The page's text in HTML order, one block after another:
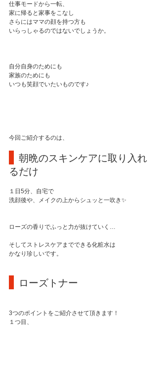
仕事モードから一転、
家に帰ると家事をこなし
さらにはママの顔を持つ方も
いらっしゃるのではないでしょうか。
自分自身のためにも
家族のためにも
いつも笑顔でいたいものです♪
今回ご紹介するのは、
朝晩のスキンケアに取り入れ
るだけ
１日5分、自宅で
洗顔後や、メイクの上からシュッと一吹き✨
ローズの香りでふっと力が抜けていく…
そしてストレスケアまでできる化粧水は
かなり珍しいです。
ローズトナー
3つのポイントをご紹介させて頂きます！
１つ目、